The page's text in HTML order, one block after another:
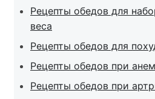
Рецепты обедов для
веса
Рецепты обедов для
Рецепты обедов при
Рецепты обедов при